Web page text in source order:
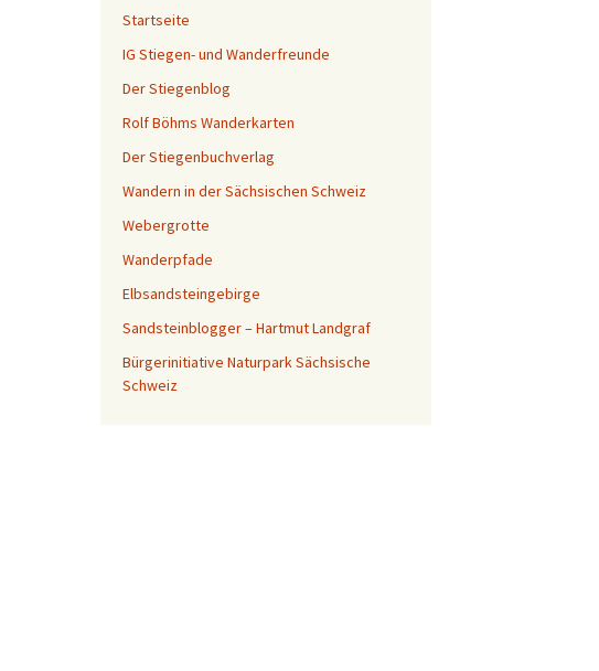
Startseite
IG Stiegen- und Wanderfreunde
Der Stiegenblog
Rolf Böhms Wanderkarten
Der Stiegenbuchverlag
Wandern in der Sächsischen Schweiz
Webergrotte
Wanderpfade
Elbsandsteingebirge
Sandsteinblogger – Hartmut Landgraf
Bürgerinitiative Naturpark Sächsische
Schweiz